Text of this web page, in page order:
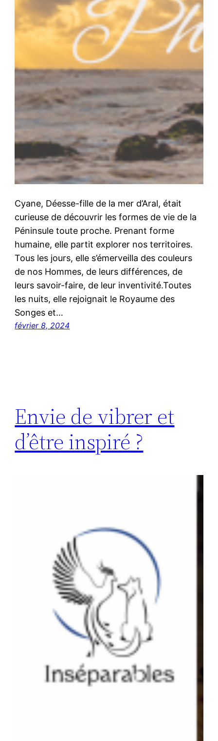
Cyane, Déesse-fille de la mer d’Aral, était
curieuse de découvrir les formes de vie de la
Péninsule toute proche. Prenant forme
humaine, elle partit explorer nos territoires.
Tous les jours, elle s’émerveilla des couleurs
de nos Hommes, de leurs différences, de
leurs savoir-faire, de leur inventivité.Toutes
les nuits, elle rejoignait le Royaume des
Songes et…
février 8, 2024
Envie de vibrer et
d’être inspiré ?